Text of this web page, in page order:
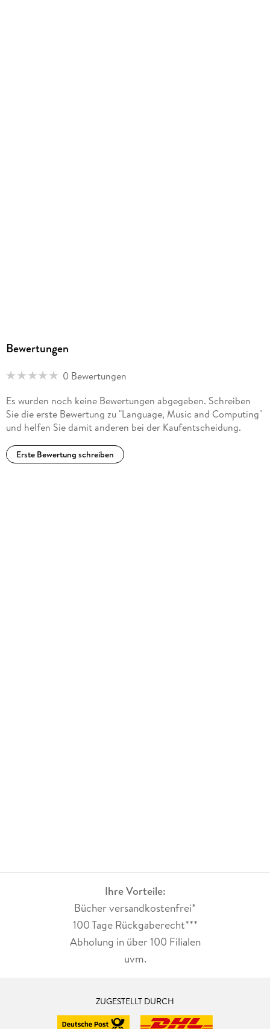
Bewertungen
0 Bewertungen
Es wurden noch keine Bewertungen abgegeben. Schreiben
Sie die erste Bewertung zu "Language, Music and Computing"
und helfen Sie damit anderen bei der Kaufentscheidung.
Erste Bewertung schreiben
Ihre Vorteile:
Bücher versandkostenfrei*
100 Tage Rückgaberecht***
Abholung in über 100 Filialen
uvm.
ZUGESTELLT DURCH